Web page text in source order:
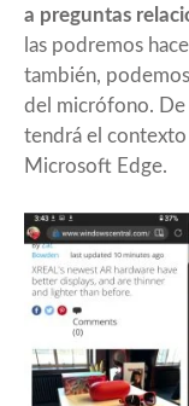
a preguntas
las podremos
también,
del micrófono. De
tendrá el
Microsoft Edge.